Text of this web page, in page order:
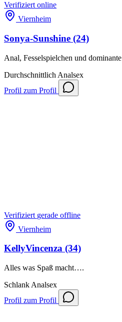
Verifiziert online
Viernheim
Sonya-Sunshine (24)
Anal, Fesselspielchen und
Durchschnittlich Analsex
Profil zum Profil
Verifiziert gerade offline
Viernheim
KellyVincenza (34)
Alles was Spaß macht….
Schlank Analsex
Profil zum Profil